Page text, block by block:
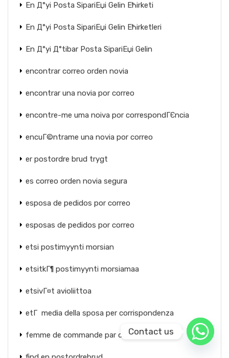
En Д°yi Posta SipariЕџi Gelin Ећirketi
En Д°yi Posta SipariЕџi Gelin Ећirketleri
En Д°yi Д°tibar Posta SipariЕџi Gelin
encontrar correo orden novia
encontrar una novia por correo
encontre-me uma noiva por correspondГЄncia
encuГ©ntrame una novia por correo
er postordre brud trygt
es correo orden novia segura
esposa de pedidos por correo
esposas de pedidos por correo
etsi postimyynti morsian
etsitkГ¶ postimyynti morsiamaa
etsivГ¤t avioliittoa
etГ media della sposa per corrispondenza
femme de commande par correspondance
Contact us